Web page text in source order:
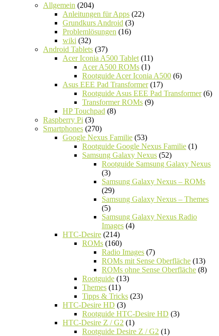
Allgemein (204)
Anleitungen für Apps (22)
Grundkurs Android (3)
Problemlösungen (16)
wiki (32)
Android Tablets (37)
Acer Iconia A500 Tablet (11)
Acer A500 ROMs (1)
Rootguide Acer Iconia A500 (6)
Asus EEE Pad Transformer(17)
Rootguide Asus EEE Pad Transformer(6)
Transformer ROMs (9)
HP Touchpad (8)
Raspberry Pi (3)
Smartphones (270)
Google Nexus Familie (53)
Rootguide Google Nexus Familie (1)
Samsung Galaxy Nexus (52)
Rootguide Samsung Galaxy Nexus
(3)
Samsung Galaxy Nexus – ROMs
(29)
Samsung Galaxy Nexus – Themes
(5)
Samsung Galaxy Nexus Radio
Images (4)
HTC-Desire (214)
ROMs (160)
Radio Images (7)
ROMs mit Sense Oberfläche (13)
ROMs ohne Sense Oberfläche (8)
Rootguide (13)
Themes (11)
Tipps & Tricks (23)
HTC-Desire HD (3)
Rootguide HTC-Desire HD (3)
HTC-Desire Z / G2 (1)
Rootguide Desire Z / G2 (1)